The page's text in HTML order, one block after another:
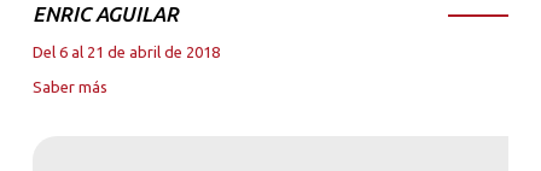
ENRIC AGUILAR
Del 6 al 21 de abril de 2018
Saber más